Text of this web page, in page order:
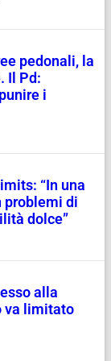
pedonali, la
Il Pd:
i
“In una
problemi di
dolce”
alla
va limitato